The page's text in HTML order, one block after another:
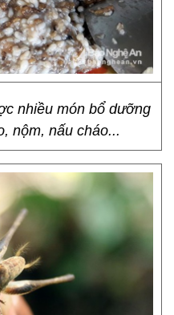
nhiều món bổ dưỡng
nộm, nấu cháo...